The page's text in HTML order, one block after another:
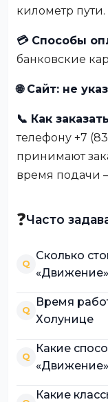
километр пути.
💳 Способы
банковские
🌐 Сайт: не
📞 Как
телефону +7
принимают
время подачи
❓Часто
Q
Сколько
Q
Время
Холунице
Q
Какие
Какие